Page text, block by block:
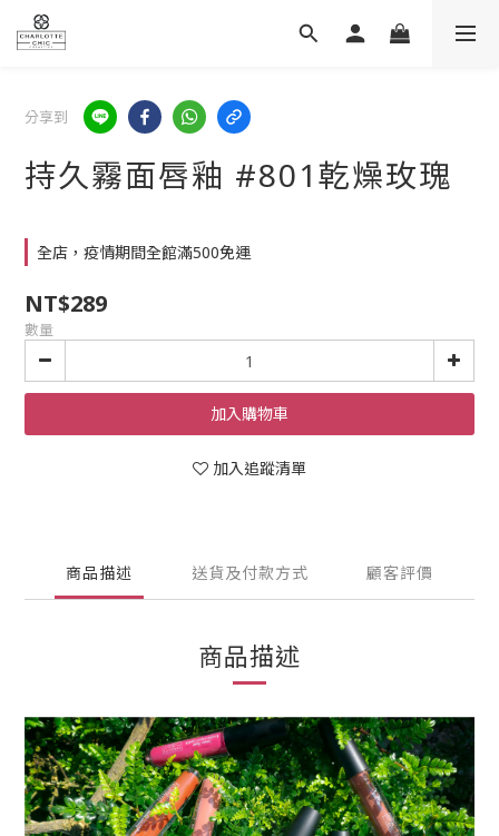
分享到
持久霧面唇釉 #801乾燥玫瑰
全店，疫情期間全館滿500免運
NT$289
數量
加入購物車
加入追蹤清單
商品描述 送貨及付款方式 顧客評價
商品描述